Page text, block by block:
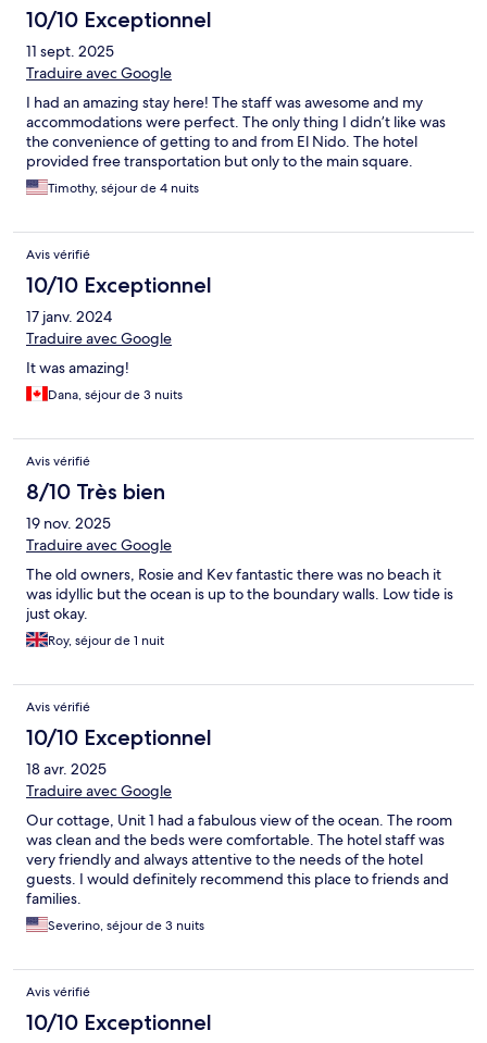
10/10 Exceptionnel
11 sept. 2025
Traduire avec Google
I had an amazing stay here! The staff was awesome and my
accommodations were perfect. The only thing I didn’t like was
the convenience of getting to and from El Nido. The hotel
provided free transportation but only to the main square.
Timothy, séjour de 4 nuits
Avis vérifié
10/10 Exceptionnel
17 janv. 2024
Traduire avec Google
It was amazing!
Dana, séjour de 3 nuits
Avis vérifié
8/10 Très bien
19 nov. 2025
Traduire avec Google
The old owners, Rosie and Kev fantastic there was no beach it
was idyllic but the ocean is up to the boundary walls. Low tide is
just okay.
Roy, séjour de 1 nuit
Avis vérifié
10/10 Exceptionnel
18 avr. 2025
Traduire avec Google
Our cottage, Unit 1 had a fabulous view of the ocean. The room
was clean and the beds were comfortable. The hotel staff was
very friendly and always attentive to the needs of the hotel
guests. I would definitely recommend this place to friends and
families.
Severino, séjour de 3 nuits
Avis vérifié
10/10 Exceptionnel